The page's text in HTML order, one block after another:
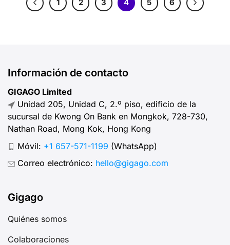
1 2 3 4 5 6
Información de contacto
GIGAGO Limited
Unidad 205, Unidad C, 2.º piso, edificio de la
sucursal de Kwong On Bank en Mongkok, 728-730,
Nathan Road, Mong Kok, Hong Kong
Móvil: +1 657-571-1199 (WhatsApp)
Correo electrónico: hello@gigago.com
Gigago
Quiénes somos
Colaboraciones